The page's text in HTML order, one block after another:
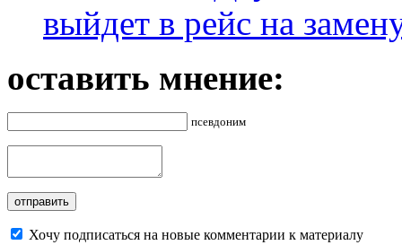
выйдет в рейс на
оставить мнение:
псевдоним
Хочу подписаться на новые комментарии к материалу